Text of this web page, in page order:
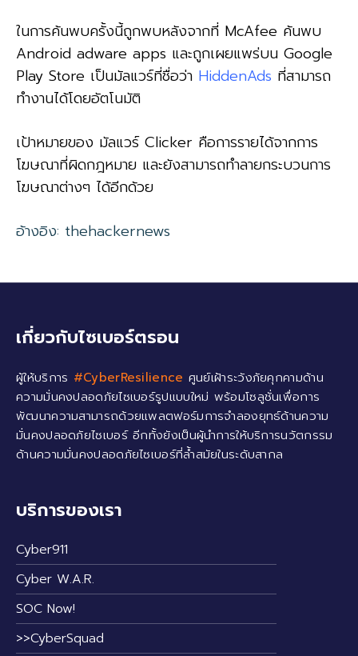
ในการค้นพบครั้งนี้ถูกพบหลังจากที่ McAfee ค้นพบ
Android adware apps และถูกเผยแพร่บน Google
Play Store เป็นมัลแวร์ที่ชื่อว่า HiddenAds ที่สามารถ
ทำงานได้โดยอัตโนมัติ
เป้าหมายของ มัลแวร์ Clicker คือการรายได้จากการ
โฆษณาที่ผิดกฎหมาย และยังสามารถทำลายกระบวนการ
โฆษณาต่างๆ ได้อีกด้วย
อ้างอิง: thehackernews
เกี่ยวกับไซเบอร์ตรอน
ผู้ให้บริการ #CyberResilience ศูนย์เฝ้าระวังภัยคุกคามด้าน
ความมั่นคงปลอดภัยไซเบอร์รูปแบบใหม่ พร้อมโซลูชั่นเพื่อการ
พัฒนาความสามารถด้วยแพลตฟอร์มการจำลองยุทธ์ด้านความ
มั่นคงปลอดภัยไซเบอร์ อีกทั้งยังเป็นผู้นำการให้บริการนวัตกรรม
ด้านความมั่นคงปลอดภัยไซเบอร์ที่ล้ำสมัยในระดับสากล
บริการของเรา
Cyber911
Cyber W.A.R.
SOC Now!
>>CyberSquad